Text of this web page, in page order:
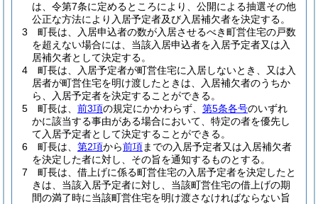
は、令第7条に定めるところにより、公開による抽選その他
公正な方法により入居予定者及び入居補欠者を決定する。
3
町長は、入居申込者の数が入居させるべき町営住宅の戸数
を超えない場合には、当該入居申込者を入居予定者又は入
居補欠者として決定する。
4
町長は、入居予定者が町営住宅に入居しないとき、又は入
居者が町営住宅を明け渡したときは、入居補欠者のうちか
ら、入居予定者を決定することができる。
5
町長は、 前3項の規定にかかわらず、 第5条各号のいずれ
かに該当する事由がある場合において、特定の者を優先し
て入居予定者として決定することができる。
6
町長は、 第2項から前項までの入居予定者又は入居補欠者
を決定した者に対し、その旨を通知するものとする。
7
町長は、借上げに係る町営住宅の入居予定者を決定したと
きは、当該入居予定者に対し、当該町営住宅の借上げの期
間の満了時に当該町営住宅を明け渡さなければならない旨